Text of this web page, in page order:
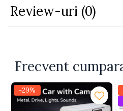
Certificari
: CE, EN71
Varsta recomandata:
Review-uri (0)
Frecvent
-29%